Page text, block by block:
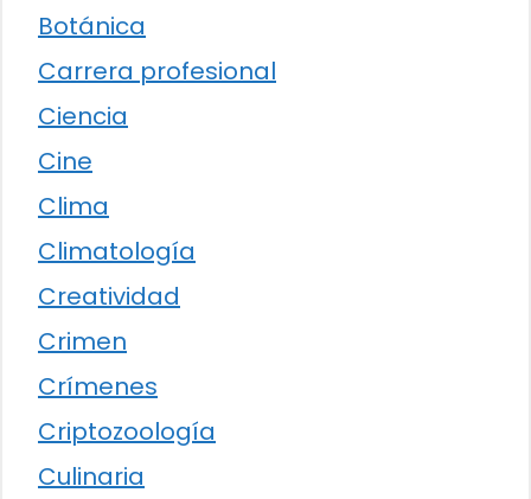
Botánica
Carrera profesional
Ciencia
Cine
Clima
Climatología
Creatividad
Crimen
Crímenes
Criptozoología
Culinaria